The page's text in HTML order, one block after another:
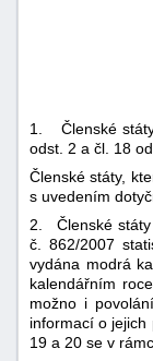
1. Členské
odst. 2 a čl. 18
Členské státy,
s uvedením
2. Členské státy
č. 862/2007
vydána modrá
kalendářním
možno i
informací o
19 a 20 se v